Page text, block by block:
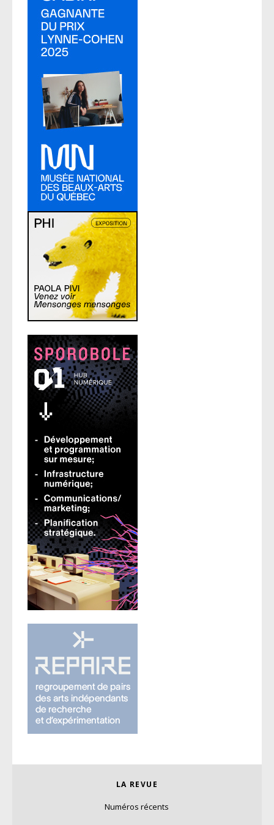
LA REVUE
Numéros récents